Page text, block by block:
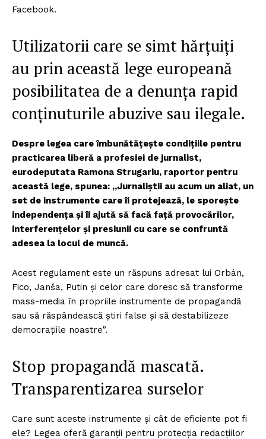
Facebook.
Utilizatorii care se simt hărțuiți
au prin această lege europeană
posibilitatea de a denunța rapid
conținuturile abuzive sau ilegale.
Despre legea care îmbunătățește condițiile pentru
practicarea liberă a profesiei de jurnalist,
eurodeputata Ramona Strugariu, raportor pentru
această lege, spunea: „Jurnaliștii au acum un aliat, un
set de instrumente care îi protejează, le sporește
independența și îi ajută să facă față provocărilor,
interferențelor și presiunii cu care se confruntă
adesea la locul de muncă.
Acest regulament este un răspuns adresat lui Orbán,
Fico, Janša, Putin și celor care doresc să transforme
mass-media în propriile instrumente de propagandă
sau să răspândească știri false și să destabilizeze
democrațiile noastre”.
Stop propagandă mascată.
Transparentizarea surselor
Care sunt aceste instrumente și cât de eficiente pot fi
ele? Legea oferă garanții pentru protecția redacțiilor